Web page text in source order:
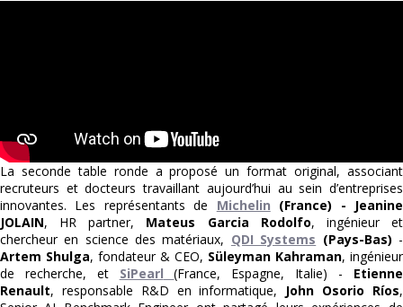
La seconde table ronde a proposé un format original, associant
recruteurs et docteurs travaillant aujourd’hui au sein d’entreprises
innovantes. Les représentants de Michelin (France) - Jeanine
JOLAIN, HR partner, Mateus Garcia Rodolfo, ingénieur et
chercheur en science des matériaux, QDI Systems (Pays-Bas) -
Artem Shulga, fondateur & CEO, Süleyman Kahraman, ingénieur
de recherche, et SiPearl (France, Espagne, Italie) - Etienne
Renault, responsable R&D en informatique, John Osorio Ríos,